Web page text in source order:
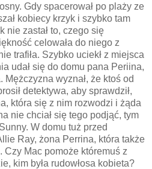
Gdy spacerował po plaży ze
kobiecy krzyk i szybko tam
nie zastał to, czego się
celowała do niego z
trafiła. Szybko uciekł z miejsca
udał się do domu pana Periina,
Mężczyzna wyznał, że ktoś od
detektywa, aby sprawdził,
która się z nim rozwodzi i żąda
nie chciał się tego podjąć, tym
W domu tuż przed
Ray, żona Perrina, która także
Czy Mac pomoże któremuś z
kim była rudowłosa kobieta?